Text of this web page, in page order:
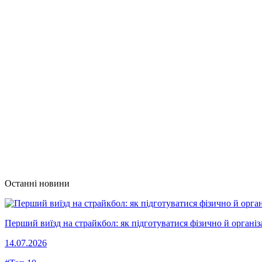
Останні новини
Перший виїзд на страйкбол: як підготуватися фізично й
14.07.2026